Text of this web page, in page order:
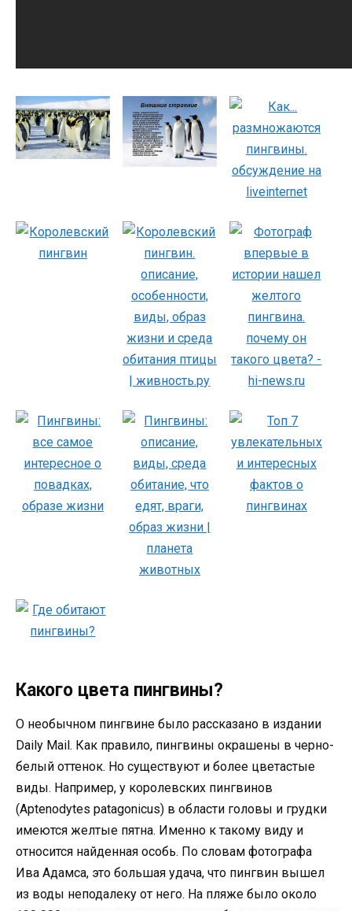
Какого цвета пингвины?
О необычном пингвине было рассказано в издании
Daily Mail. Как правило, пингвины окрашены в черно-
белый оттенок. Но существуют и более цветастые
виды. Например, у королевских пингвинов
(Aptenodytes patagonicus) в области головы и грудки
имеются желтые пятна. Именно к такому виду и
относится найденная особь. По словам фотографа
Ива Адамса, это большая удача, что пингвин вышел
из воды неподалеку от него. На пляже было около